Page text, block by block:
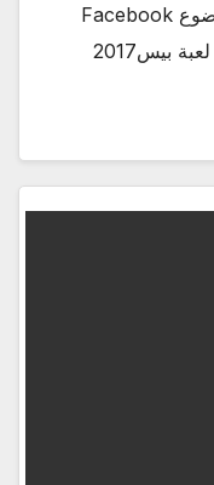
العاب رياضة اضف تعليق شارك الموضوع Facebook
Twitter LinkedIn Pinterest تحميل لعبة بيس2017